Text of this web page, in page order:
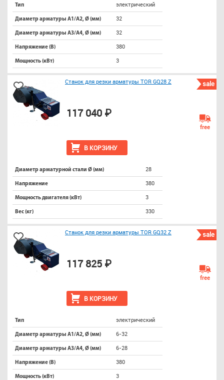
Тип электрический
Диаметр арматуры А1/А2, Ø (мм) 32
Диаметр арматуры А3/А4, Ø (мм) 32
Напряжение (В) 380
Мощность (кВт) 3
sale
Станок для резки арматуры TOR GQ28 Z
В КОРЗИНУ
117 040 ₽
free
Диаметр арматурной стали Ø (мм) 28
Напряжение 380
Мощность двигателя (кВт) 3
Вес (кг) 330
sale
Станок для резки арматуры TOR GQ32 Z
В КОРЗИНУ
117 825 ₽
free
Тип электрический
Диаметр арматуры А1/А2, Ø (мм) 6-32
Диаметр арматуры А3/А4, Ø (мм) 6-28
Напряжение (В) 380
Мощность (кВт) 3